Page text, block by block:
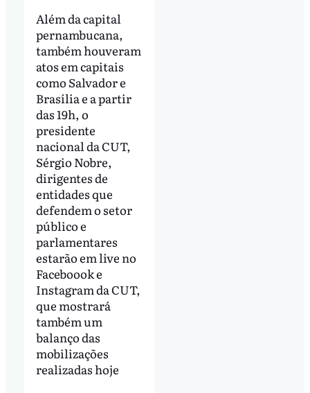
Além da capital
pernambucana,
também houveram
atos em capitais
como Salvador e
Brasília e a partir
das 19h, o
presidente
nacional da CUT,
Sérgio Nobre,
dirigentes de
entidades que
defendem o setor
público e
parlamentares
estarão em live no
Faceboook e
Instagram da CUT,
que mostrará
também um
balanço das
mobilizações
realizadas hoje